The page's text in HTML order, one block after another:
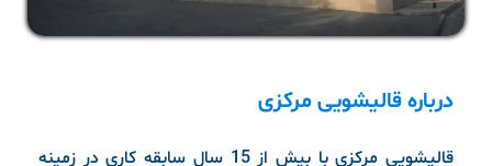
درباره قالیشویی مرکزی
قالیشویی مرکزی با بیش از 15 سال سابقه کاری در زمینه